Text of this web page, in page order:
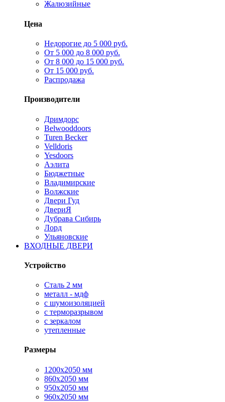
Жалюзийные
Цена
Недорогие до 5 000 руб.
От 5 000 до 8 000 руб.
От 8 000 до 15 000 руб.
От 15 000 руб.
Распродажа
Производители
Дримдорс
Belwooddoors
Turen Becker
Velldoris
Yesdoors
Аэлита
Бюджетные
Владимирские
Волжские
Двери Гуд
ДвериЯ
Дубрава Сибирь
Лорд
Ульяновские
ВХОДНЫЕ ДВЕРИ
Устройство
Сталь 2 мм
металл - мдф
с шумоизоляцией
с терморазрывом
с зеркалом
утепленные
Размеры
1200х2050 мм
860х2050 мм
950х2050 мм
960х2050 мм